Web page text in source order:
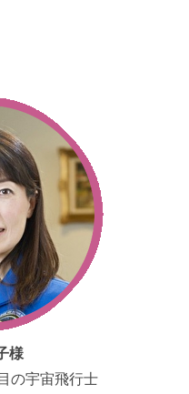
様
の宇宙飛行士